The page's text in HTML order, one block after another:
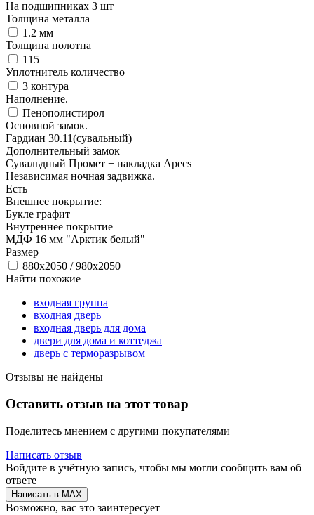
На подшипниках 3 шт
Толщина металла
1.2 мм
Толщина полотна
115
Уплотнитель количество
3 контура
Наполнение.
Пенополистирол
Основной замок.
Гардиан 30.11(сувальный)
Дополнительный замок
Сувальдный Промет + накладка Apecs
Независимая ночная задвижка.
Есть
Внешнее покрытие:
Букле графит
Внутреннее покрытие
МДФ 16 мм "Арктик белый"
Размер
880х2050 / 980х2050
Найти похожие
входная группа
входная дверь
входная дверь для дома
двери для дома и коттеджа
дверь с терморазрывом
Отзывы не найдены
Оставить отзыв на этот товар
Поделитесь мнением с другими покупателями
Написать отзыв
Войдите в учётную запись, чтобы мы могли сообщить вам об
ответе
Написать в MAX
Возможно, вас это заинтересует